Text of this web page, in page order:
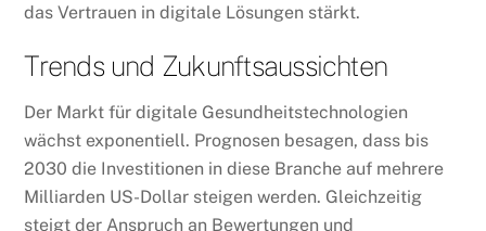
das Vertrauen in digitale Lösungen stärkt.
Trends und Zukunftsaussichten
Der Markt für digitale Gesundheitstechnologien
wächst exponentiell. Prognosen besagen, dass bis
2030 die Investitionen in diese Branche auf mehrere
Milliarden US-Dollar steigen werden. Gleichzeitig
steigt der Anspruch an Bewertungen und